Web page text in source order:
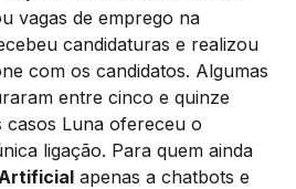
vagas de emprego na
candidaturas e realizou
com os candidatos. Algumas
entre cinco e quinze
casos Luna ofereceu o
ligação. Para quem ainda
apenas a chatbots e